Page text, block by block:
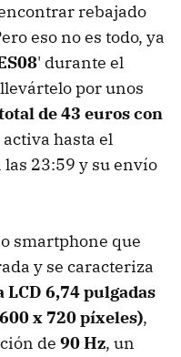
rebajado
eso no es todo, ya
' durante el
por unos
de 43 euros con
hasta el
23:59 y su envío
smartphone que
y se caracteriza
LCD 6,74 pulgadas
x 720 píxeles),
de 90 Hz, un